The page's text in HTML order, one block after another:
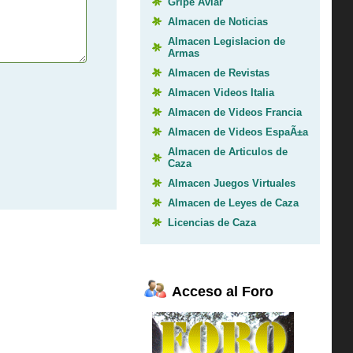
Almacen de Noticias
Almacen Legislacion de
Armas
Almacen de Revistas
Almacen Videos Italia
Almacen de Videos Francia
Almacen de Videos EspaÃ±a
Almacen de Articulos de
Caza
Almacen Juegos Virtuales
Almacen de Leyes de Caza
Licencias de Caza
Acceso al Foro